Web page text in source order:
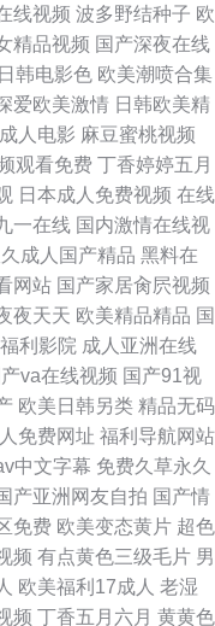
线视频 波多野结种子 欧
精品视频 国产深夜在线
韩电影色 欧美潮喷合集
爱欧美激情 日韩欧美精
人电影 麻豆蜜桃视频
观看免费 丁香婷婷五月
日本成人免费视频 在线
一在线 国内激情在线视
成人国产精品 黑料在
网站 国产家居肏屄视频
夜天天 欧美精品精品 国
利影院 成人亚洲在线
va在线视频 国产91视
欧美日韩另类 精品无码
免费网址 福利导航网站
中文字幕 免费久草永久
产亚洲网友自拍 国产情
免费 欧美变态黄片 超色
频 有点黄色三级毛片 男
欧美福利17成人 老湿
频 丁香五月六月 黄黄色